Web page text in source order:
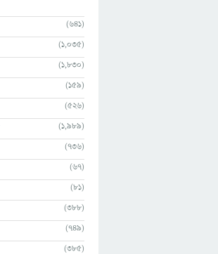
(641)
(1,035)
(1,830)
(159)
(526)
(1,989)
(736)
(67)
(81)
(388)
(749)
(385)